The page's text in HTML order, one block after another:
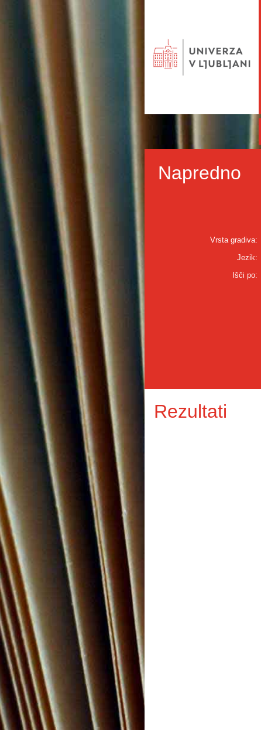
Napredno
Vrsta gradiva:
Jezik:
Išči po:
Rezultati